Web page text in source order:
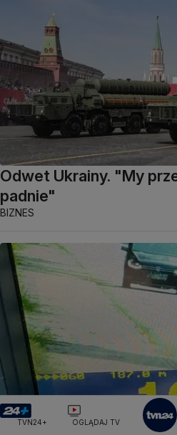
Odwet Ukrainy. "My
padnie"
BIZNES
TVN24+ OGLĄDAJ TV